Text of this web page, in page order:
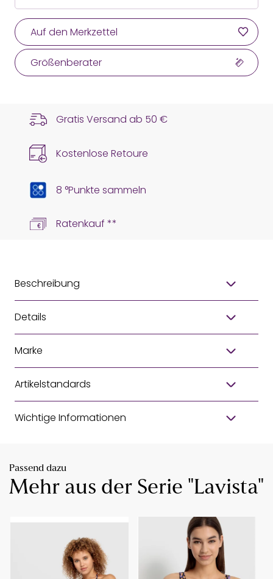
Auf den Merkzettel
Größenberater
Gratis Versand ab 50 €
Kostenlose Retoure
8 °Punkte sammeln
Ratenkauf **
Beschreibung
Details
Marke
Artikelstandards
Wichtige Informationen
Passend dazu
Mehr aus der Serie "Lavista"